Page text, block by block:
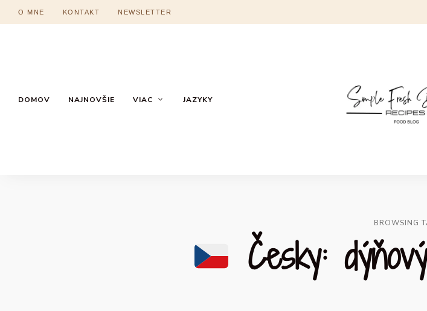
O MNE KONTAKT NEWSLETTER
DOMOV NAJNOVŠIE VIAC JAZYKY
BROWSING
Česky: